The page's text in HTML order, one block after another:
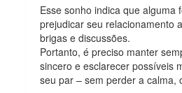
Esse sonho indica que alguma
prejudicar seu relacionamento
brigas e discussões.
Portanto, é preciso manter
sincero e esclarecer possíveis
seu par – sem perder a calma,